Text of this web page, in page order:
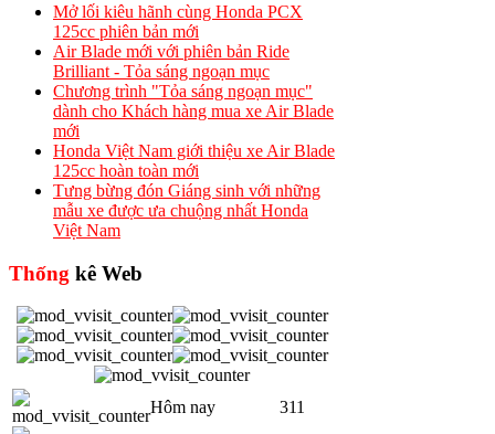
Mở lối kiêu hãnh cùng Honda PCX
125cc phiên bản mới
Air Blade mới với phiên bản Ride
Brilliant - Tỏa sáng ngoạn mục
Chương trình "Tỏa sáng ngoạn mục"
dành cho Khách hàng mua xe Air Blade
mới
Honda Việt Nam giới thiệu xe Air Blade
125cc hoàn toàn mới
Tưng bừng đón Giáng sinh với những
mẫu xe được ưa chuộng nhất Honda
Việt Nam
Thống kê Web
Hôm nay
311